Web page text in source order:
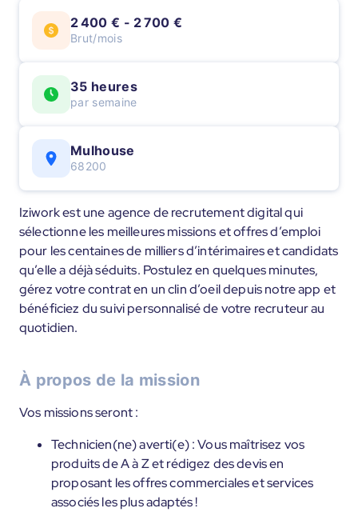
2 400 € - 2 700 €
Brut/mois
35 heures
par semaine
Mulhouse
68200
Iziwork est une agence de recrutement digital qui
sélectionne les meilleures missions et offres d’emploi
pour les centaines de milliers d’intérimaires et candidats
qu’elle a déjà séduits. Postulez en quelques minutes,
gérez votre contrat en un clin d’oeil depuis notre app et
bénéficiez du suivi personnalisé de votre recruteur au
quotidien.
À propos de la mission
Vos missions seront :
Technicien(ne) averti(e) : Vous maîtrisez vos
produits de A à Z et rédigez des devis en
proposant les offres commerciales et services
associés les plus adaptés !